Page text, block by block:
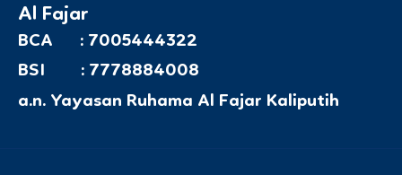
Al Fajar
BCA : 7005444322
BSI : 7778884008
a.n. Yayasan Ruhama Al Fajar Kaliputih